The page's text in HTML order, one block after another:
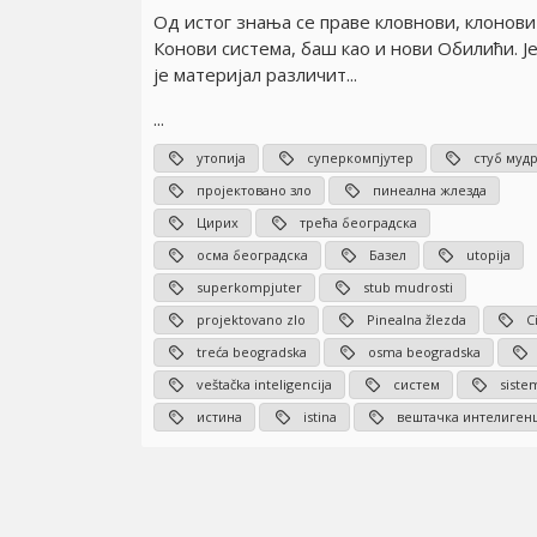
Од истог знања се праве кловнови,
Конови система, баш као и нови Обилићи.
је материјал различит...
...
утопија суперкомпјутер
стуб
пројектовано зло
пинеална жлезда
Цирих
трећа београдска
осма београдска
Базел
utopija
superkompjuter
stub mudrosti
projektovano zlo
Pinealna žlezda
treća beogradska
osma beogradska
veštačka inteligencija
систем
истина
istina вештачка